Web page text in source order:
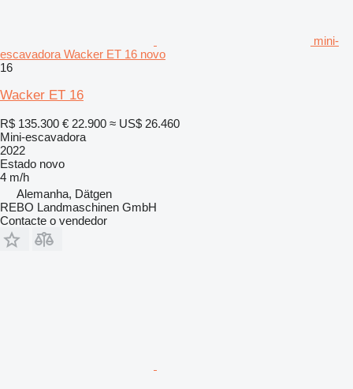
mini-
escavadora Wacker ET 16 novo
16
Wacker ET 16
R$ 135.300 € 22.900 ≈ US$ 26.460
Mini-escavadora
2022
Estado novo
4 m/h
Alemanha, Dätgen
REBO Landmaschinen GmbH
Contacte o vendedor